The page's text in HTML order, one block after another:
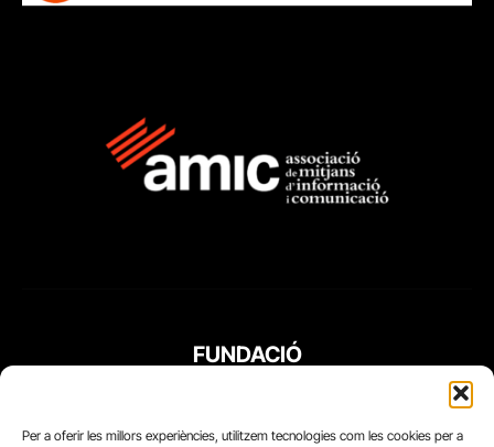
Per a oferir les millors experiències, utilitzem tecnologies com les cookies per a
FUNDACIÓ